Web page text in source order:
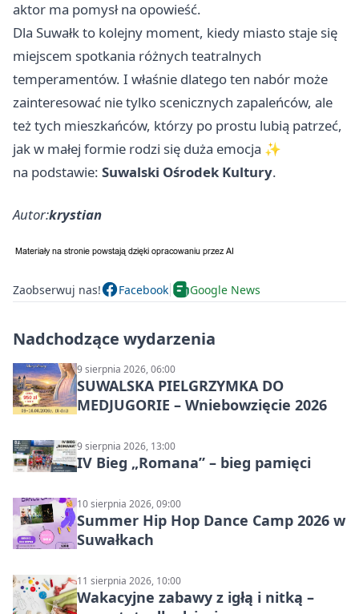
aktor ma pomysł na opowieść.
Dla Suwałk to kolejny moment, kiedy miasto staje się
miejscem spotkania różnych teatralnych
temperamentów. I właśnie dlatego ten nabór może
zainteresować nie tylko scenicznych zapaleńców, ale
też tych mieszkańców, którzy po prostu lubią patrzeć,
jak w małej formie rodzi się duża emocja ✨
na podstawie: Suwalski Ośrodek Kultury.
Autor:krystian
Zaobserwuj nas! Facebook Google News
Nadchodzące wydarzenia
9 sierpnia 2026, 06:00
SUWALSKA PIELGRZYMKA DO
MEDJUGORIE – Wniebowzięcie 2026
9 sierpnia 2026, 13:00
IV Bieg „Romana” – bieg pamięci
10 sierpnia 2026, 09:00
Summer Hip Hop Dance Camp 2026 w
Suwałkach
11 sierpnia 2026, 10:00
Wakacyjne zabawy z igłą i nitką –